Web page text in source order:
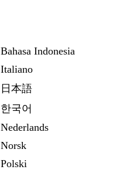
Bahasa Indonesia
Italiano
日本語
한국어
Nederlands
Norsk
Polski